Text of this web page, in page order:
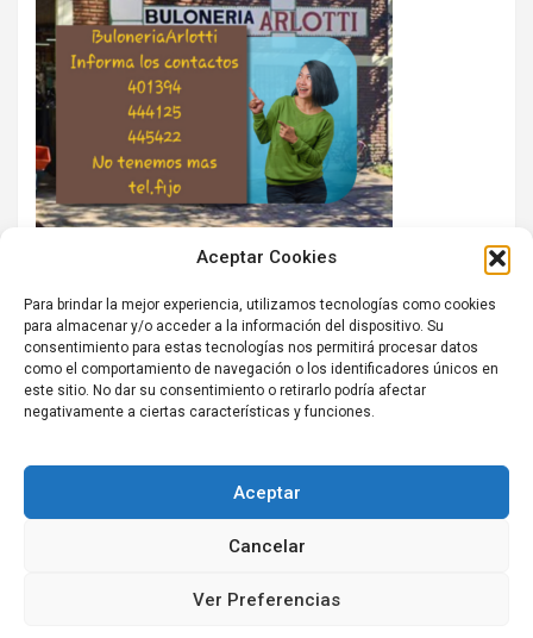
Aceptar Cookies
Para brindar la mejor experiencia, utilizamos tecnologías como cookies
para almacenar y/o acceder a la información del dispositivo. Su
consentimiento para estas tecnologías nos permitirá procesar datos
como el comportamiento de navegación o los identificadores únicos en
este sitio. No dar su consentimiento o retirarlo podría afectar
negativamente a ciertas características y funciones.
Aceptar
Cancelar
Ver Preferencias